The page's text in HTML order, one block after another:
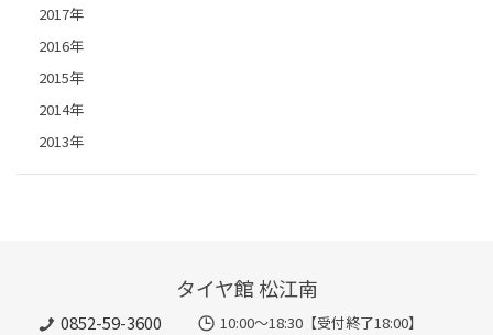
2017年
2016年
2015年
2014年
2013年
タイヤ館 松江南
0852-59-3600
10:00～18:30【受付終了18:00】